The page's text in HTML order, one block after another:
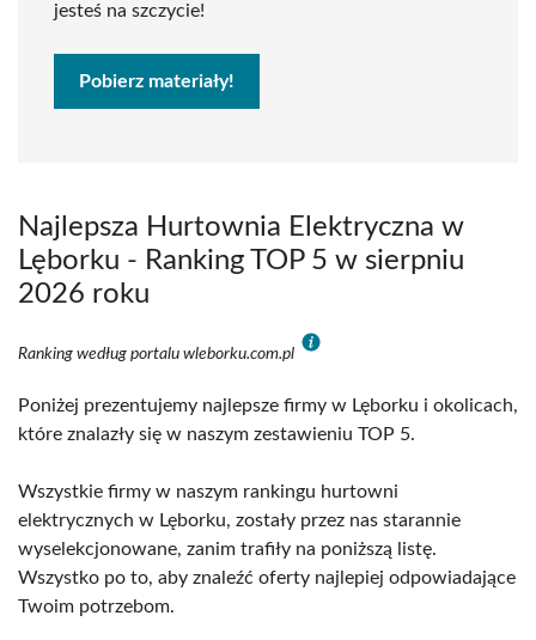
jesteś na szczycie!
Pobierz materiały!
Najlepsza Hurtownia Elektryczna w
Lęborku - Ranking TOP 5 w sierpniu
2026 roku
Ranking według portalu wleborku.com.pl
Poniżej prezentujemy najlepsze firmy w Lęborku i okolicach,
które znalazły się w naszym zestawieniu TOP 5.
Wszystkie firmy w naszym rankingu hurtowni
elektrycznych w Lęborku, zostały przez nas starannie
wyselekcjonowane, zanim trafiły na poniższą listę.
Wszystko po to, aby znaleźć oferty najlepiej odpowiadające
Twoim potrzebom.